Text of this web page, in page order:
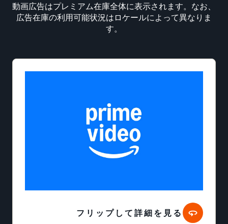
動画広告はプレミアム在庫全体に表示されます。なお、
広告在庫の利用可能状況はロケールによって異なりま
す。
フリップして詳細を見る